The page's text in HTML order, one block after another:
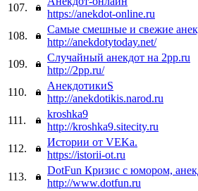
107.
https://anekdot-online.ru
108.
Самые смешные и свежие
http://anekdotytoday.net/
109.
Случайный анекдот на 2pp.ru
http://2pp.ru/
110.
АнекдотикиS
http://anekdotikis.narod.ru
111.
kroshka9
http://kroshka9.sitecity.ru
112.
Истории от VEKa.
https://istorii-ot.ru
113.
DotFun Кризис с юмором,
http://www.dotfun.ru